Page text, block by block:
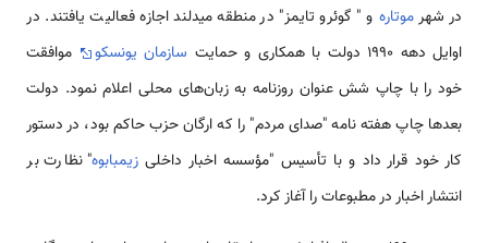
در شهرموتاره و " گوئرو تایمز" در منطقه میدلند اجازه فعالیت یافتند. در
اوایل دهه 1990 دولت با همکاری و حمایت
سازمان یونسکو
موافقت
خود را با چاپ شش عنوان روزنامه به زبان‌های محلی اعلام نمود. دولت
بعدها چاپ هفته نامه "صدای مردم" را که ارگان حزب حاکم بود، در دستور
کار خود قرار داد و با تأسیس "مؤسسه اخبار داخلیزیمبابوه" نظارت بر
انتشار اخبار در مطبوعات را آغاز کرد.